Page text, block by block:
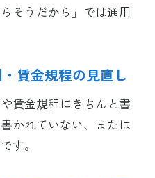
そうだから」では通用
賃金規程の見直し
賃金規程にきちんと書
かれていない、または
す。